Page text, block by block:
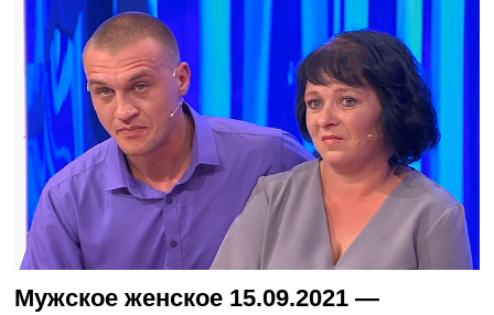
Мужское женское 15.09.2021 —